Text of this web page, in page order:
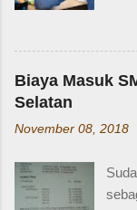
SIM
ini,
Biaya Masuk
Selatan
November 08, 2018